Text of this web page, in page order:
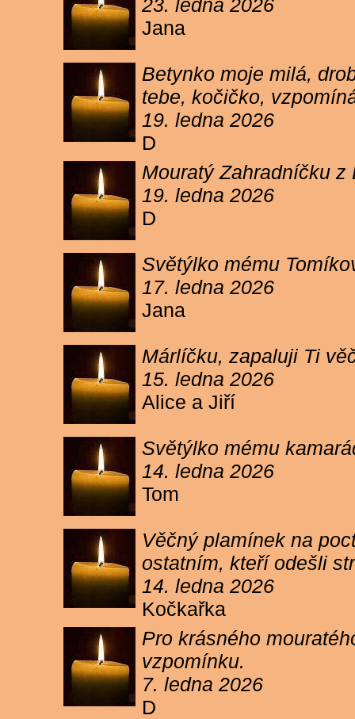
23. ledna 2026
Jana
Betynko moje milá,
tebe, kočičko,
19. ledna 2026
D
Mouratý Zahradníčku
19. ledna 2026
D
Světýlko mému
17. ledna 2026
Jana
Márlíčku, zapaluji Ti
15. ledna 2026
Alice a Jiří
Světýlko mému
14. ledna 2026
Tom
Věčný plamínek na
ostatním, kteří odešli
14. ledna 2026
Kočkařka
Pro krásného
vzpomínku.
7. ledna 2026
D